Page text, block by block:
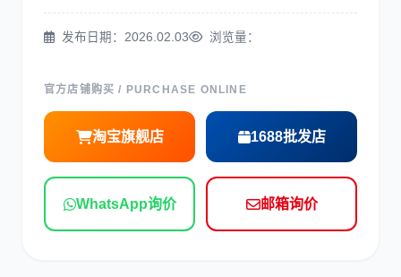
发布日期：2026.02.03 浏览量：
官方店铺购买 / PURCHASE ONLINE
淘宝旗舰店 1688批发店
WhatsApp询价 邮箱询价